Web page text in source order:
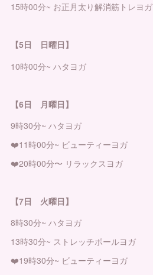
15時00分~ お正月太り解消筋トレヨガ
【5日 日曜日】
10時00分~ ハタヨガ
【6日 月曜日】
9時30分~ ハタヨガ
❤️11時00分~ ビューティーヨガ
❤️20時00分〜 リラックスヨガ
【7日 火曜日】
8時30分~ ハタヨガ
13時30分~ ストレッチポールヨガ
❤️19時30分~ ビューティーヨガ